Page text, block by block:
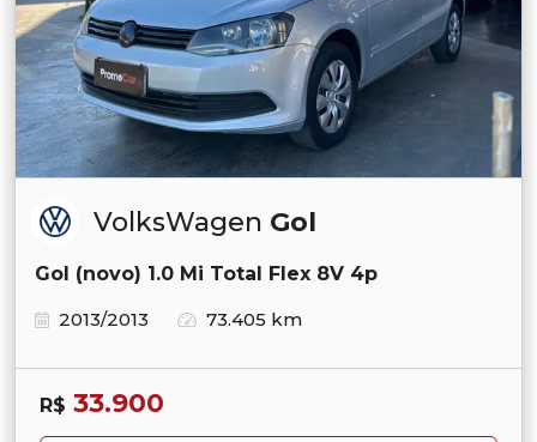
VolksWagen Gol
Gol (novo) 1.0 Mi Total Flex 8V 4p
2013/2013
73.405 km
R$ 33.900